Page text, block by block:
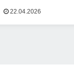
22.04.2026